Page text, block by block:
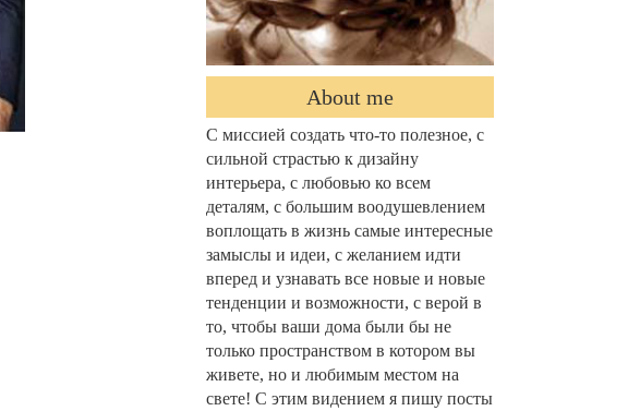
About me
С миссией создать что-то полезное, с
сильной страстью к дизайну
интерьера, с любовью ко всем
деталям, с большим воодушевлением
воплощать в жизнь самые интересные
замыслы и идеи, с желанием идти
вперед и узнавать все новые и новые
тенденции и возможности, с верой в
то, чтобы ваши дома были бы не
только пространством в котором вы
живете, но и любимым местом на
свете! С этим видением я пишу посты